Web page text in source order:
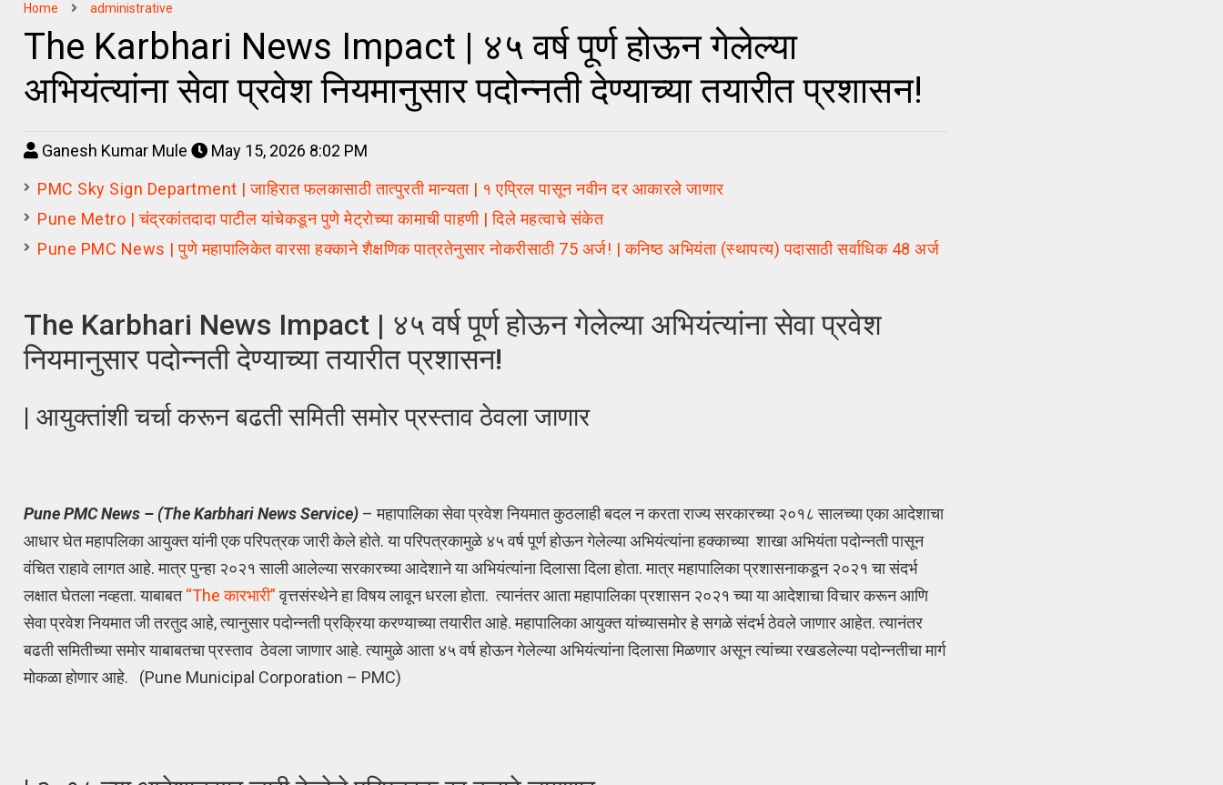
Home administrative
The Karbhari News Impact | ४५ वर्ष पूर्ण होऊन गेलेल्या
अभियंत्यांना सेवा प्रवेश नियमानुसार पदोन्नती देण्याच्या तयारीत प्रशासन!
Ganesh Kumar Mule
May 15, 2026 8:02 PM
PMC Sky Sign Department | जाहिरात फलकासाठी तात्पुरती मान्यता | १ एप्रिल पासून नवीन दर आकारले जाणार
Pune Metro | चंद्रकांतदादा पाटील यांचेकडून पुणे मेट्रोच्या कामाची पाहणी | दिले महत्वाचे संकेत
Pune PMC News | पुणे महापालिकेत वारसा हक्काने शैक्षणिक पात्रतेनुसार नोकरीसाठी 75 अर्ज! | कनिष्ठ अभियंता (स्थापत्य) पदासाठी सर्वाधिक 48 अर्ज
The Karbhari News Impact | ४५ वर्ष पूर्ण होऊन गेलेल्या अभियंत्यांना सेवा प्रवेश
नियमानुसार पदोन्नती देण्याच्या तयारीत प्रशासन!
| आयुक्तांशी चर्चा करून बढती समिती समोर प्रस्ताव ठेवला जाणार
Pune PMC News – (The Karbhari News Service) – महापालिका सेवा प्रवेश नियमात कुठलाही बदल न करता राज्य सरकारच्या २०१८ सालच्या एका आदेशाचा
आधार घेत महापलिका आयुक्त यांनी एक परिपत्रक जारी केले होते. या परिपत्रकामुळे ४५ वर्ष पूर्ण होऊन गेलेल्या अभियंत्यांना हक्काच्या शाखा अभियंता पदोन्नती पासून
वंचित राहावे लागत आहे. मात्र पुन्हा २०२१ साली आलेल्या सरकारच्या आदेशाने या अभियंत्यांना दिलासा दिला होता. मात्र महापालिका प्रशासनाकडून २०२१ चा संदर्भ
लक्षात घेतला नव्हता. याबाबत“The कारभारी”वृत्तसंस्थेने हा विषय लावून धरला होता. त्यानंतर आता महापालिका प्रशासन २०२१ च्या या आदेशाचा विचार करून आणि
सेवा प्रवेश नियमात जी तरतुद आहे, त्यानुसार पदोन्नती प्रक्रिया करण्याच्या तयारीत आहे. महापालिका आयुक्त यांच्यासमोर हे सगळे संदर्भ ठेवले जाणार आहेत. त्यानंतर
बढती समितीच्या समोर याबाबतचा प्रस्ताव ठेवला जाणार आहे. त्यामुळे आता ४५ वर्ष होऊन गेलेल्या अभियंत्यांना दिलासा मिळणार असून त्यांच्या रखडलेल्या पदोन्नतीचा मार्ग
मोकळा होणार आहे. (Pune Municipal Corporation – PMC)